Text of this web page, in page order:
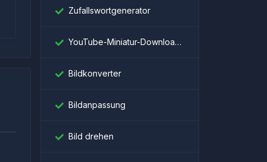
Zufallswortgenerator
YouTube-Miniatur-Downloader
Bildkonverter
Bildanpassung
Bild drehen